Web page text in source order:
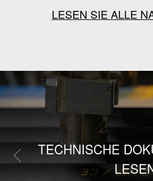
LESEN SIE ALLE
TECHNISCHE